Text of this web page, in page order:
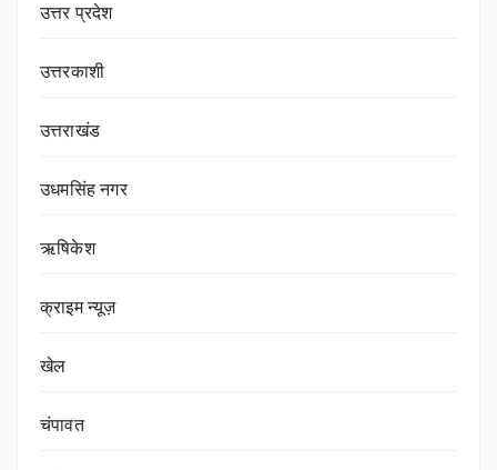
उत्तर प्रदेश
उत्तरकाशी
उत्तराखंड
उधमसिंह नगर
ऋषिकेश
क्राइम न्यूज़
खेल
चंपावत